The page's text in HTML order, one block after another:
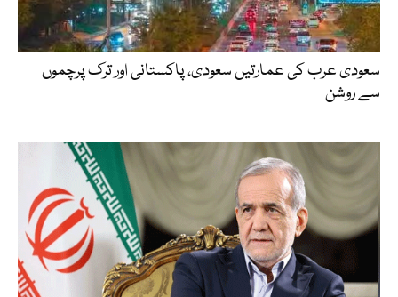
سعودی عرب کی عمارتیں سعودی، پاکستانی اور ترک پرچموں
سے روشن